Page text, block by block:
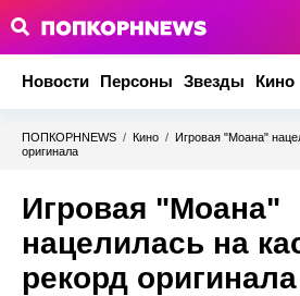
Новости Персоны Звезды Кино
ПОПКОРНNEWS / Кино / Игровая "Моана"
оригинала
Игровая "Моана"
нацелилась на
рекорд оригинала